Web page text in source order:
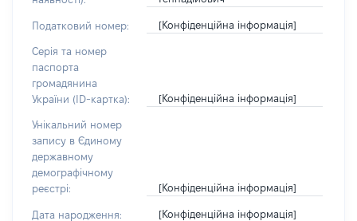
Податковий номер: [Конфіденційна інформація]
Серія та номер
паспорта
громадянина
України (ID-картка):
[Конфіденційна інформація]
Унікальний номер
запису в Єдиному
державному
демографічному
реєстрі:
[Конфіденційна інформація]
Дата народження: [Конфіденційна інформація]